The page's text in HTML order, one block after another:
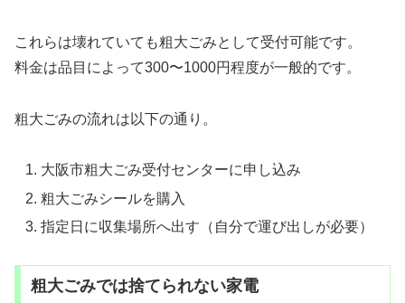
これらは壊れていても粗大ごみとして受付可能です。
料金は品目によって300〜1000円程度が一般的です。
粗大ごみの流れは以下の通り。
大阪市粗大ごみ受付センターに申し込み
粗大ごみシールを購入
指定日に収集場所へ出す（自分で運び出しが必要）
粗大ごみでは捨てられない家電